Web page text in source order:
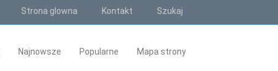
Strona glowna Kontakt Szukaj
Najnowsze Popularne Mapa strony